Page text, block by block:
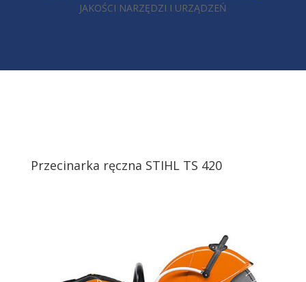
JAKOŚCI NARZĘDZI I URZĄDZEŃ
Przecinarka ręczna STIHL TS 420